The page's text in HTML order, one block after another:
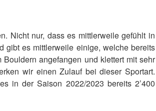
Nicht nur, dass es mittlerweile gefühlt in
gibt es mittlerweile einige, welche bereits
angefangen und klettert mit sehr
wir einen Zulauf bei dieser Sportart.
in der Saison 2022/2023 bereits 2’400